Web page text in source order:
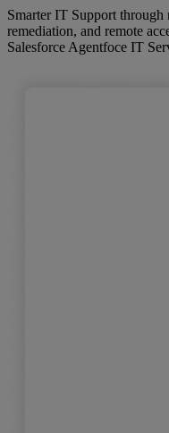
Smarter IT Support through
remediation, and remote
Salesforce Agentfoce IT